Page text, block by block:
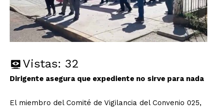
Vistas: 32
Dirigente asegura que expediente no sirve para nada
El miembro del Comité de Vigilancia del Convenio 025,